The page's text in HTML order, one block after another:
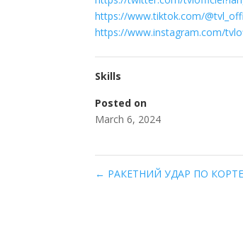
https://www.tiktok.com/
https://www.instagram.com/
Skills
Posted on
March 6, 2024
← РАКЕТНИЙ УДАР ПО